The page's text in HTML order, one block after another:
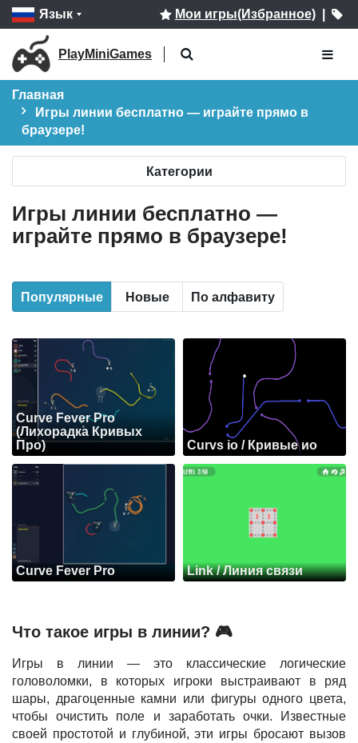
Язык Мои игры(Избранное)|
PlayMiniGames
Главная
Игры линии бесплатно — играйте прямо в
браузере!
Категории
Игры линии бесплатно —
играйте прямо в браузере!
Популярные Новые По алфавиту
Curve Fever Pro
(Лихорадка Кривых
Про)
Curvs io / Кривые ио
Curve Fever Pro Link / Линия связи
Что такое игры в линии? 🎮
Игры в линии — это классические логические
головоломки, в которых игроки выстраивают в ряд
шары, драгоценные камни или фигуры одного цвета,
чтобы очистить поле и заработать очки. Известные
своей простотой и глубиной, эти игры бросают вызов